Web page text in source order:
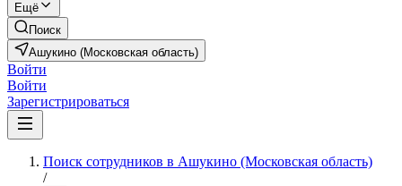
Ещё
Поиск
Ашукино (Московская область)
Войти
Войти
Зарегистрироваться
Поиск сотрудников в Ашукино (Московская область)
/